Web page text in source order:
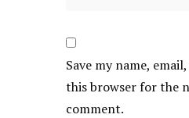
Save my name,
this browser for the
comment.